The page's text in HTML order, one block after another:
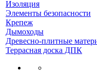
Изоляция
Элементы безопасности
Крепеж
Дымоходы
Древесно-плитные
Террасная доска ДПК